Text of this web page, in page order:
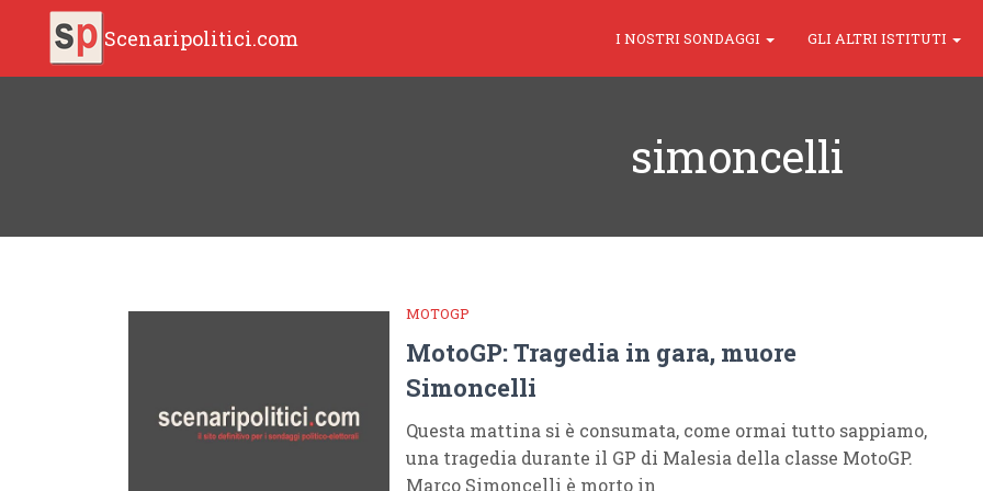
Scenaripolitici.com I NOSTRI SONDAGGI GLI ALTRI ISTITUTI
simoncelli
MOTOGP
MotoGP: Tragedia in gara, muore
Simoncelli
Questa mattina si è consumata, come ormai tutto sappiamo,
una tragedia durante il GP di Malesia della classe MotoGP.
Marco Simoncelli è morto in